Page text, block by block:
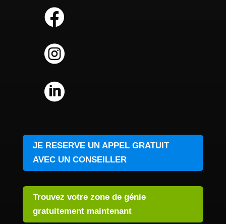



JE RESERVE UN APPEL GRATUIT
AVEC UN CONSEILLER
Trouvez votre zone de génie
gratuitement maintenant